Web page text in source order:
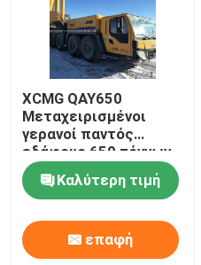
Συγκρότημα κινητήρα
XCMG QAY650
Μεταχειρισμένοι
γερανοί παντός
εδάφους 650 τόννων
Μεταχειρισμένος
γερανόςΚαλύτερη τιμή
επαφή